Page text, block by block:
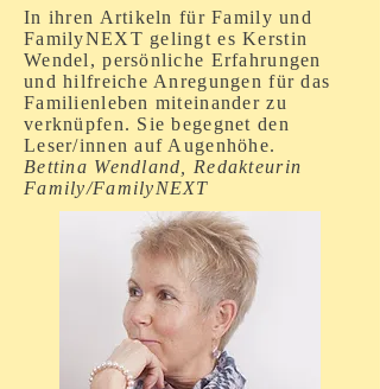
In ihren Artikeln für Family und
FamilyNEXT gelingt es Kerstin
Wendel, persönliche Erfahrungen
und hilfreiche Anregungen für das
Familienleben miteinander zu
verknüpfen. Sie begegnet den
Leser/innen auf Augenhöhe.
Bettina Wendland, Redakteurin
Family/FamilyNEXT